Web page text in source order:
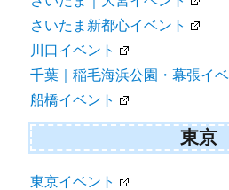
さいたま新都心イベント
川口イベント
千葉｜稲毛海浜公園・幕張イベ
船橋イベント
東京
東京イベント